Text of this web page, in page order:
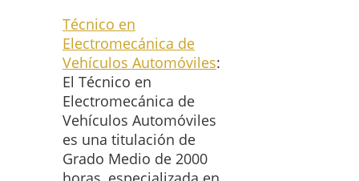
Técnico en
Electromecánica de
Vehículos Automóviles:
El Técnico en
Electromecánica de
Vehículos Automóviles
es una titulación de
Grado Medio de 2000